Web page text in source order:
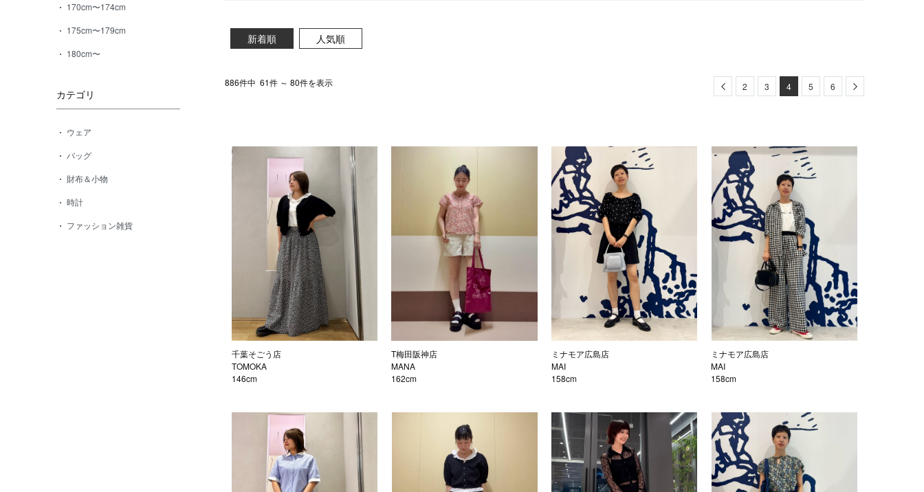
170cm〜174cm
175cm〜179cm
180cm〜
カテゴリ
ウェア
バッグ
財布＆小物
時計
ファッション雑貨
新着順 人気順
886件中 61件 ～ 80件を表示 Previous
2 3 4 5 6 Next
千葉そごう店
TOMOKA
146cm
T梅田阪神店
MANA
162cm
ミナモア広島店
MAI
158cm
ミナモア広島店
MAI
158cm